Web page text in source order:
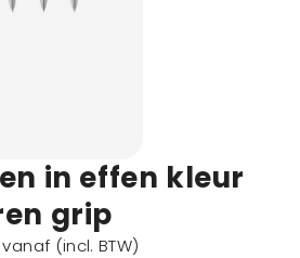
in effen kleur
grip
vanaf (incl. BTW)